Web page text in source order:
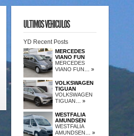
ULTIMOS VEHICULOS
YD Recent Posts
MERCEDES
VIANO FUN
MERCEDES
VIANO FUN … »
VOLKSWAGEN
TIGUAN
VOLKSWAGEN
TIGUAN … »
WESTFALIA
AMUNDSEN
WESTFALIA
AMUNDSEN … »